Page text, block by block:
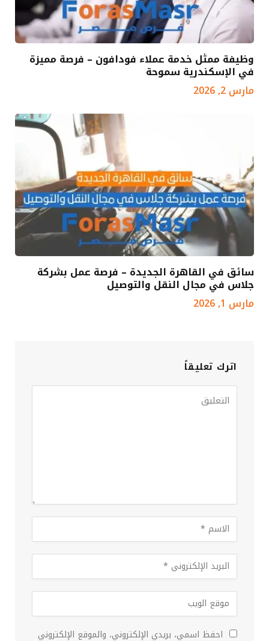
وظيفة ممثل خدمة عملاء فودافون – فرصة مميزة
في الإسكندرية سموحة
مارس 2, 2026
سائق في القاهرة الجديدة – فرصة عمل بشركة
جلاس في مجال النقل والتوصيل
مارس 1, 2026
اترك تعليقاً
احفظ اسمي، بريدي الإلكتروني، والموقع الإلكتروني